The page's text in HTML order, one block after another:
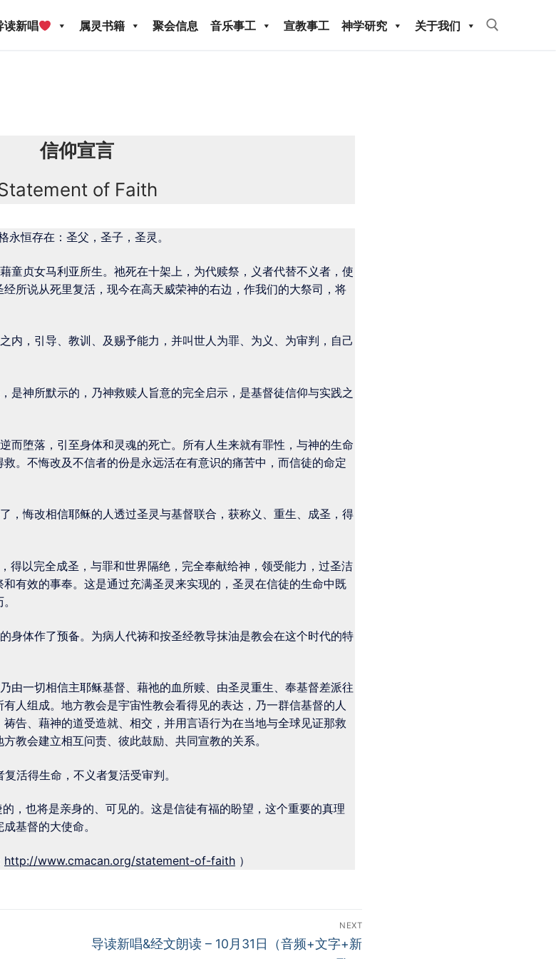
读新唱 属灵书籍 聚会信息 音乐事工 宣教事工 神学研究 关于我们
属灵书籍 聚会信息 音乐事工
关于我们
信仰宣言
of Faith
永恒存在：圣父，圣子，圣灵。
童贞女马利亚所生。祂死在十架上，为代赎祭，义者代替不义者，使
所说从死里复活，现今在高天威荣神的右边，作我们的大祭司，将
内，引导、教训、及赐予能力，并叫世人为罪、为义、为审判，自己
是神所默示的，乃神救赎人旨意的完全启示，是基督徒信仰与实践之
而堕落，引至身体和灵魂的死亡。所有人生来就有罪性，与神的生命
。不悔改及不信者的份是永远活在有意识的痛苦中，而信徒的命定
，悔改相信耶稣的人透过圣灵与基督联合，获称义、重生、成圣，得
得以完全成圣，与罪和世界隔绝，完全奉献给神，领受能力，过圣洁
有效的事奉。这是通过充满圣灵来实现的，圣灵在信徒的生命中既
身体作了预备。为病人代祷和按圣经教导抹油是教会在这个时代的特
由一切相信主耶稣基督、藉祂的血所赎、由圣灵重生、奉基督差派往
人组成。地方教会是宇宙性教会看得见的表达，乃一群信基督的人
告、藉神的道受造就、相交，并用言语行为在当地与全球见证那救
教会建立相互问责、彼此鼓励、共同宣教的关系。
活得生命，不义者复活受审判。
，也将是亲身的、可见的。这是信徒有福的盼望，这个重要的真理
基督的大使命。
http://www.cmacan.org/statement-of-faith ）
NEXT
导读新唱&经文朗读 – 10月31日（音频+文字+新